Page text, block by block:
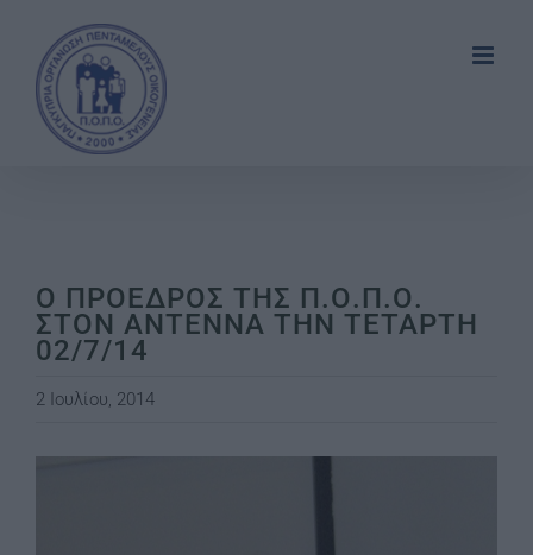
content
Ο ΠΡΟΕΔΡΟΣ ΤΗΣ Π.Ο.Π.Ο.
ΣΤΟΝ ΑΝΤΕΝΝΑ ΤΗΝ ΤΕΤΑΡΤΗ
02/7/14
2 Ιουλίου, 2014